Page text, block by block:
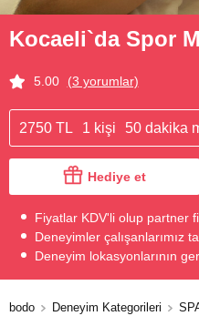
Kocaeli`da Spor
5.00 (3 yorumlar)
2750 TL 1 kişi 50 dakika
Hediye et
Fiyatlar KDV'li olup partner
Deneyimler çalışanlarımız
Deneyim lokasyonlarının
bodo Deneyim Kategorileri